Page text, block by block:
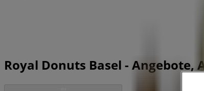
Royal Donuts Basel - Angebote,